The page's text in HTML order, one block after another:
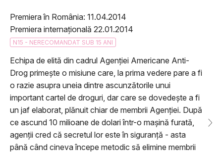
Premiera în România: 11.04.2014
Premiera internațională 22.01.2014
N15 - NERECOMANDAT SUB 15 ANI
Echipa de elită din cadrul Agenției Americane Anti-
Drog primește o misiune care, la prima vedere pare a fi
o razie asupra uneia dintre ascunzătorile unui
important cartel de droguri, dar care se dovedește a fi
un jaf elaborat, plănuit chiar de membrii Agenției. După
ce ascund 10 milioane de dolari într-o mașină furată,
agenții cred că secretul lor este în siguranță - asta
până când cineva începe metodic să elimine membrii